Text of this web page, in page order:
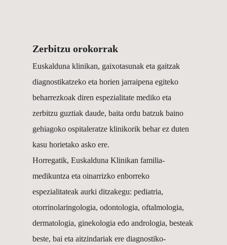
Zerbitzu orokorrak
Euskalduna klinikan, gaixotasunak eta gaitzak
diagnostikatzeko eta horien jarraipena egiteko
beharrezkoak diren espezialitate mediko eta
zerbitzu guztiak daude, baita ordu batzuk baino
gehiagoko ospitaleratze klinikorik behar ez duten
kasu horietako asko ere.
Horregatik, Euskalduna Klinikan familia-
medikuntza eta oinarrizko enborreko
espezialitateak aurki ditzakegu: pediatria,
otorrinolaringologia, odontologia, oftalmologia,
dermatologia, ginekologia edo andrologia, besteak
beste, bai eta aitzindariak ere diagnostiko-